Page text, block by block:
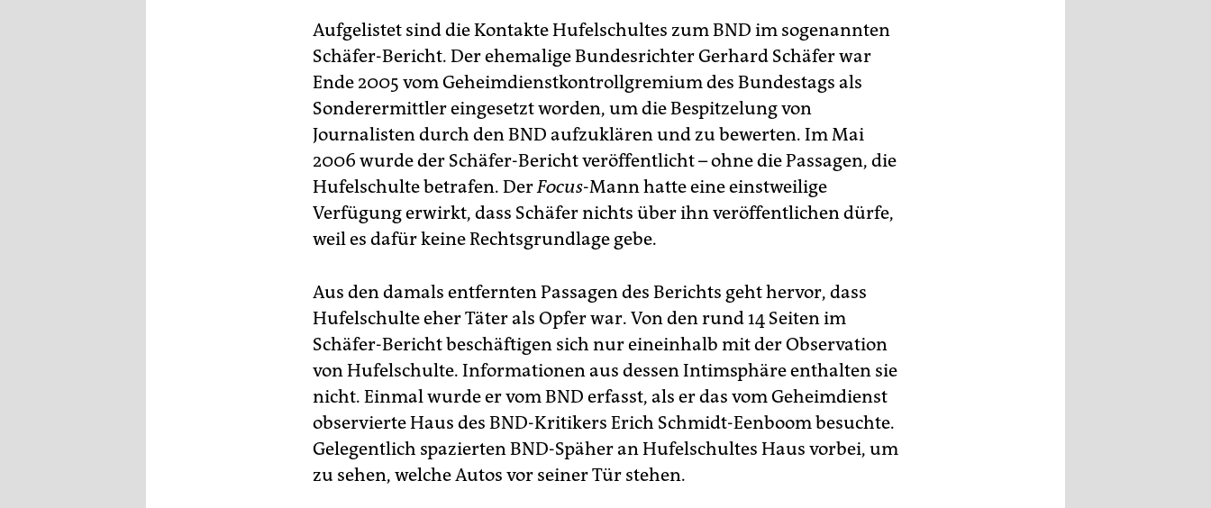
Aufgelistet sind die Kontakte Hufelschultes zum BND im sogenannten
Schäfer-Bericht. Der ehemalige Bundesrichter Gerhard Schäfer war
Ende 2005 vom Geheimdienstkontrollgremium des Bundestags als
Sonderermittler eingesetzt worden, um die Bespitzelung von
Journalisten durch den BND aufzuklären und zu bewerten. Im Mai
2006 wurde der Schäfer-Bericht veröffentlicht – ohne die Passagen, die
Hufelschulte betrafen. DerFocus-Mann hatte eine einstweilige
Verfügung erwirkt, dass Schäfer nichts über ihn veröffentlichen dürfe,
weil es dafür keine Rechtsgrundlage gebe.
Aus den damals entfernten Passagen des Berichts geht hervor, dass
Hufelschulte eher Täter als Opfer war. Von den rund 14 Seiten im
Schäfer-Bericht beschäftigen sich nur eineinhalb mit der Observation
von Hufelschulte. Informationen aus dessen Intimsphäre enthalten sie
nicht. Einmal wurde er vom BND erfasst, als er das vom Geheimdienst
observierte Haus des BND-Kritikers Erich Schmidt-Eenboom besuchte.
Gelegentlich spazierten BND-Späher an Hufelschultes Haus vorbei, um
zu sehen, welche Autos vor seiner Tür stehen.